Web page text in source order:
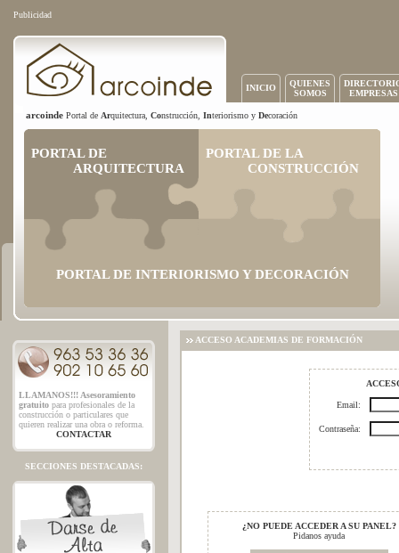
Publicidad
INICIO
QUIENES
SOMOS
EMPRESAS
arcoinde Portal de Arquitectura, Construcción, Interiorismo y Decoración
PORTAL DE
ARQUITECTURA
PORTAL DE LA
CONSTRUCCIÓN
PORTAL DE INTERIORISMO Y DECORACIÓN
LLAMANOS!!! Asesoramiento
gratuito para profesionales de la
construcción o particulares que
quieren realizar una obra o reforma.
CONTACTAR
SECCIONES DESTACADAS:
ACCESO ACADEMIAS DE FORMACIÓN
Email:
Contraseña:
¿NO PUEDE ACCEDER A SU PANEL?
Pidanos ayuda